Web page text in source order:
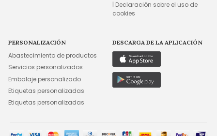
| Declaración sobre el uso de
cookies
PERSONALIZACIÓN
Abastecimiento de productos
Servicios personalizados
Embalaje personalizado
Etiquetas personalizadas
Etiquetas personalizadas
DESCARGA DE LA APLICACIÓN